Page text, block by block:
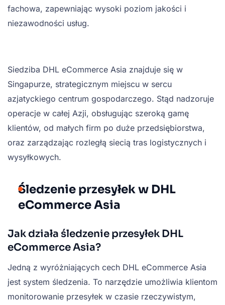
fachowa, zapewniając wysoki poziom jakości i
niezawodności usług.
Siedziba DHL eCommerce Asia znajduje się w
Singapurze, strategicznym miejscu w sercu
azjatyckiego centrum gospodarczego. Stąd nadzoruje
operacje w całej Azji, obsługując szeroką gamę
klientów, od małych firm po duże przedsiębiorstwa,
oraz zarządzając rozległą siecią tras logistycznych i
wysyłkowych.
Śledzenie przesyłek w DHL
eCommerce Asia
Jak działa śledzenie przesyłek DHL
eCommerce Asia?
Jedną z wyróżniających cech DHL eCommerce Asia
jest system śledzenia. To narzędzie umożliwia klientom
monitorowanie przesyłek w czasie rzeczywistym,